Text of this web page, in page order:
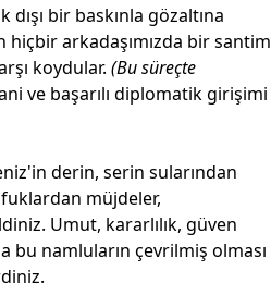
dışı bir baskınla gözaltına
arkadaşımızda bir santim
koydular. (Bu süreçte
ve başarılı diplomatik girişimi
derin, serin sularından
müjdeler,
Umut, kararlılık, güven
namluların çevrilmiş olması